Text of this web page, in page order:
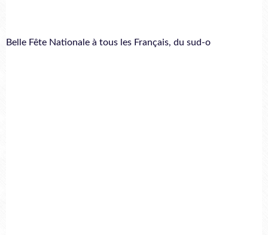
Belle Fête Nationale à tous les Français, du sud-o